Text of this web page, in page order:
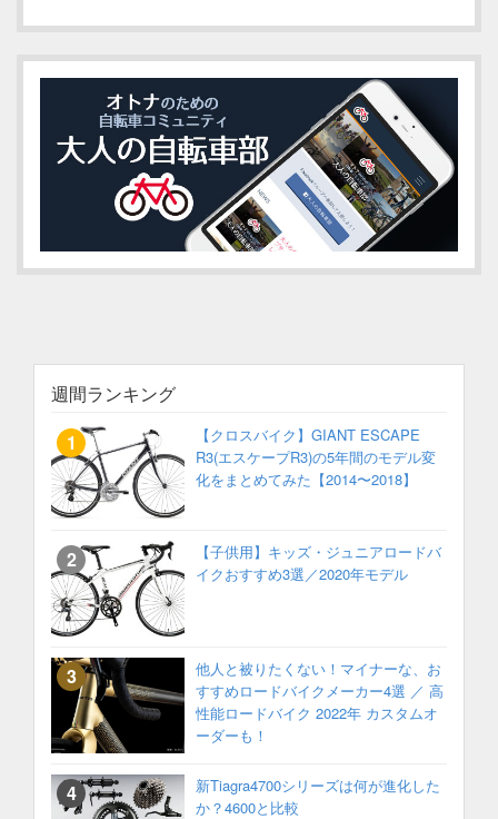
週間ランキング
【クロスバイク】GIANT ESCAPE
R3(エスケープR3)の5年間のモデル変
化をまとめてみた【2014〜2018】
【子供用】キッズ・ジュニアロードバ
イクおすすめ3選／2020年モデル
他人と被りたくない！マイナーな、お
すすめロードバイクメーカー4選 ／ 高
性能ロードバイク 2022年 カスタムオ
ーダーも！
新Tiagra4700シリーズは何が進化した
か？4600と比較